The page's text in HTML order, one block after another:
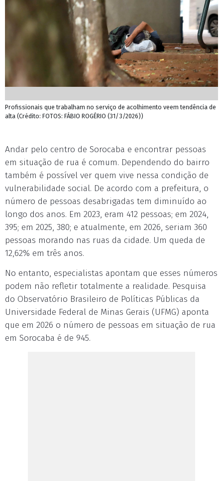
Profissionais que trabalham no serviço de acolhimento veem tendência de
alta (Crédito: FOTOS: FÁBIO ROGÉRIO (31/3/2026))
Andar pelo centro de Sorocaba e encontrar pessoas
em situação de rua é comum. Dependendo do bairro
também é possível ver quem vive nessa condição de
vulnerabilidade social. De acordo com a prefeitura, o
número de pessoas desabrigadas tem diminuído ao
longo dos anos. Em 2023, eram 412 pessoas; em 2024,
395; em 2025, 380; e atualmente, em 2026, seriam 360
pessoas morando nas ruas da cidade. Um queda de
12,62% em três anos.
No entanto, especialistas apontam que esses números
podem não refletir totalmente a realidade. Pesquisa
do Observatório Brasileiro de Políticas Públicas da
Universidade Federal de Minas Gerais (UFMG) aponta
que em 2026 o número de pessoas em situação de rua
em Sorocaba é de 945.